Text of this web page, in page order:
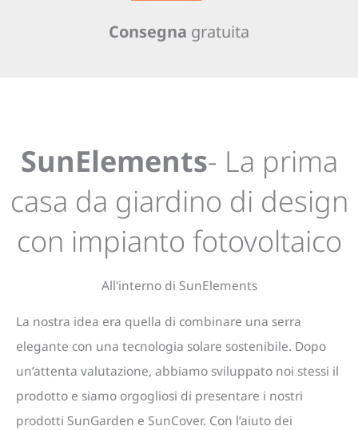
Consegna gratuita
SunElements- La prima
casa da giardino di design
con impianto fotovoltaico
All'interno di SunElements
La nostra idea era quella di combinare una serra
elegante con una tecnologia solare sostenibile. Dopo
un’attenta valutazione, abbiamo sviluppato noi stessi il
prodotto e siamo orgogliosi di presentare i nostri
prodotti SunGarden e SunCover. Con l’aiuto dei